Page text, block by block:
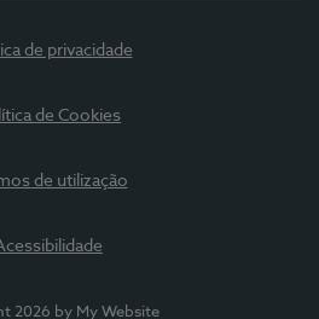
de privacidade
de Cookies
de utilização
2026 by My Website